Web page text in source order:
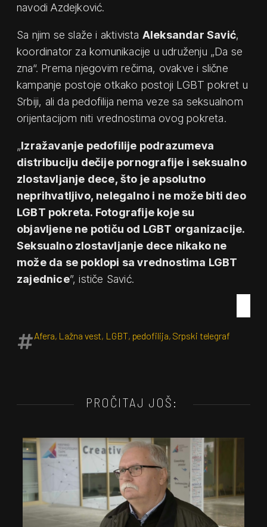
navodi Azdejković.
Sa njim se slaže i aktivista Aleksandar Savić,
koordinator za komunikacije u udruženju „Da se
zna“. Prema njegovim rečima, ovakve i slične
kampanje postoje otkako postoji LGBT pokret u
Srbiji, ali da pedofilija nema veze sa seksualnom
orijentacijom niti vrednostima ovog pokreta.
„Izražavanje pedofilije podrazumeva
distribuciju dečije pornografije i seksualno
zlostavljanje dece, što je apsolutno
neprihvatljivo, nelegalno i ne može biti deo
LGBT pokreta. Fotografije koje su
objavljene ne potiču od LGBT organizacije.
Seksualno zlostavljanje dece nikako ne
može da se poklopi sa vrednostima LGBT
zajednice”, ističe Savić.
Afera, Lažna vest, LGBT, pedofilija, Srpski telegraf
PROČITAJ JOŠ: